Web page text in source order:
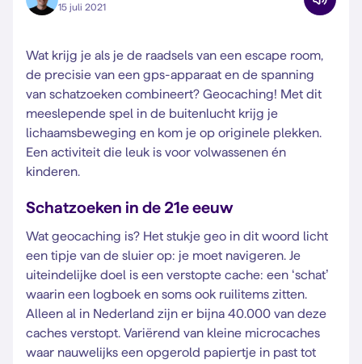
15 juli 2021
Wat krijg je als je de raadsels van een escape room,
de precisie van een gps-apparaat en de spanning
van schatzoeken combineert? Geocaching! Met dit
meeslepende spel in de buitenlucht krijg je
lichaamsbeweging en kom je op originele plekken.
Een activiteit die leuk is voor volwassenen én
kinderen.
Schatzoeken in de 21e eeuw
Wat geocaching is? Het stukje geo in dit woord licht
een tipje van de sluier op: je moet navigeren. Je
uiteindelijke doel is een verstopte cache: een ‘schat’
waarin een logboek en soms ook ruilitems zitten.
Alleen al in Nederland zijn er bijna 40.000 van deze
caches verstopt. Variërend van kleine microcaches
waar nauwelijks een opgerold papiertje in past tot